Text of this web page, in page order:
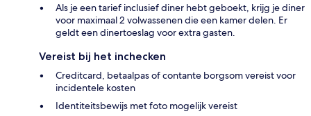
Als je een tarief inclusief diner hebt geboekt, krijg je diner
voor maximaal 2 volwassenen die een kamer delen. Er
geldt een dinertoeslag voor extra gasten.
Vereist bij het inchecken
Creditcard, betaalpas of contante borgsom vereist voor
incidentele kosten
Identiteitsbewijs met foto mogelijk vereist